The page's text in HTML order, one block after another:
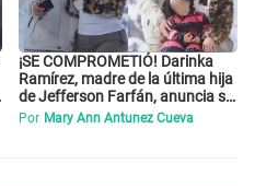
¡SE COMPROMETIÓ! Darinka
Ramírez, madre de la última hija
de Jefferson Farfán, anuncia su
compromiso: "Sí, para siempre"
Por Mary Ann Antunez Cueva